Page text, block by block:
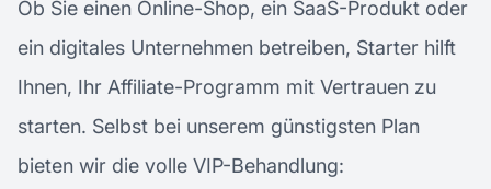
Ob Sie einen Online-Shop, ein SaaS-Produkt oder
ein digitales Unternehmen betreiben, Starter hilft
Ihnen, Ihr Affiliate-Programm mit Vertrauen zu
starten. Selbst bei unserem günstigsten Plan
bieten wir die volle VIP-Behandlung: